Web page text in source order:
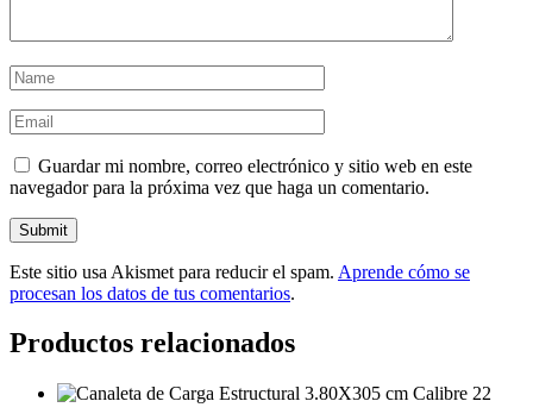
Guardar mi nombre, correo electrónico y sitio web en este
navegador para la próxima vez que haga un comentario.
Este sitio usa Akismet para reducir el spam. Aprende cómo se
procesan los datos de tus comentarios.
Productos relacionados